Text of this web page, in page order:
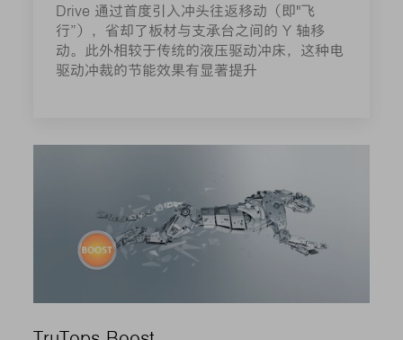
Drive 通过首度引入冲头往返移动（即"飞
行”），省却了板材与支承台之间的 Y 轴移
动。此外相较于传统的液压驱动冲床，这种电
驱动冲裁的节能效果有显著提升